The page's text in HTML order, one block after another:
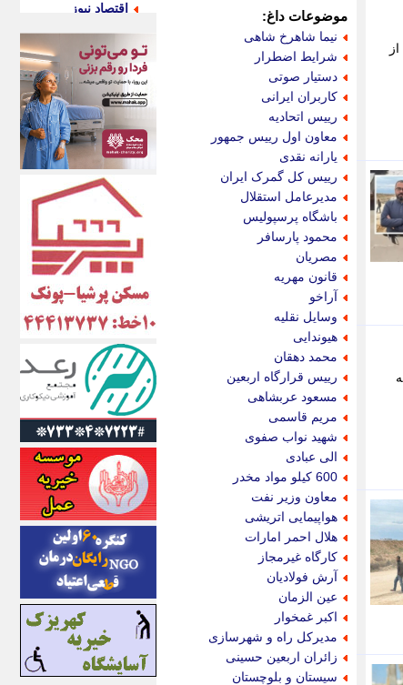
شد. - 2 ادامه
موضوعات داغ:
نیما شاهرخ شاهی
شرایط اضطرار
دستیار صوتی
کاربران ایرانی
رییس اتحادیه
معاون اول رییس جمهور
یارانه نقدی
رییس کل گمرک ایران
مدیرعامل استقلال
باشگاه پرسپولیس
محمود پارسافر
مصریان
قانون مهریه
آراخو
وسایل نقلیه
هیوندایی
محمد دهقان
رییس قرارگاه اربعین
مسعود عربشاهی
مریم قاسمی
شهید نواب صفوی
الی عبادی
600 کیلو مواد مخدر
معاون وزیر نفت
هواپیمایی اتریشی
هلال احمر امارات
کارگاه غیرمجاز
آرش فولادیان
عین الزمان
اکبر غمخوار
مدیرکل راه و شهرسازی
زائران اربعین حسینی
سیستان و بلوچستان
اقتصاد نیوز
اکوفارس
اکونگار
اکونیوز
الف
انتشار آنلاین
اندیشه قرن
اندیشه معاصر
اندیشه ها
انرژی پرس
ای استخدام
ایتنا
ایراف
ایران آرت
ایران آنلاین
ایران زندگی
ایران فوری
ایرانی روز
ایرانیتال
ایرنا
ایسکانیوز
ایسنا
ایکنا
ایلنا
اینتیتر
ایونا نیوز
بازتاب آنلاین
باشگاه خبرنگاران
باغستان نیوز
بامبوک
ببین و بخون
بدینسان
بنکر